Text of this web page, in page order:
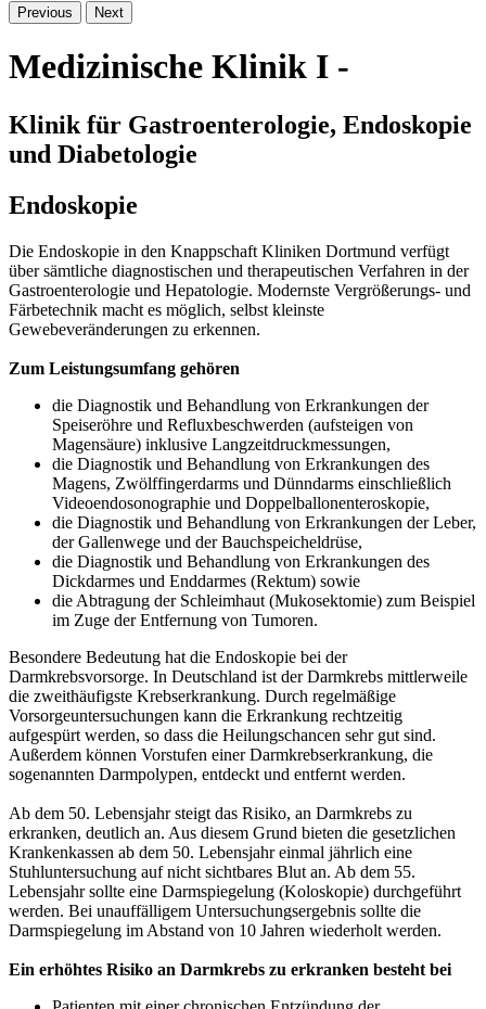
Previous Next
Medizinische Klinik I -
Klinik für Gastroenterologie, Endoskopie
und Diabetologie
Endoskopie
Die Endoskopie in den Knappschaft Kliniken Dortmund verfügt
über sämtliche diagnostischen und therapeutischen Verfahren in der
Gastroenterologie und Hepatologie. Modernste Vergrößerungs- und
Färbetechnik macht es möglich, selbst kleinste
Gewebeveränderungen zu erkennen.
Zum Leistungsumfang gehören
die Diagnostik und Behandlung von Erkrankungen der
Speiseröhre und Refluxbeschwerden (aufsteigen von
Magensäure) inklusive Langzeitdruckmessungen,
die Diagnostik und Behandlung von Erkrankungen des
Magens, Zwölffingerdarms und Dünndarms einschließlich
Videoendosonographie und Doppelballonenteroskopie,
die Diagnostik und Behandlung von Erkrankungen der Leber,
der Gallenwege und der Bauchspeicheldrüse,
die Diagnostik und Behandlung von Erkrankungen des
Dickdarmes und Enddarmes (Rektum) sowie
die Abtragung der Schleimhaut (Mukosektomie) zum Beispiel
im Zuge der Entfernung von Tumoren.
Besondere Bedeutung hat die Endoskopie bei der
Darmkrebsvorsorge. In Deutschland ist der Darmkrebs mittlerweile
die zweithäufigste Krebserkrankung. Durch regelmäßige
Vorsorgeuntersuchungen kann die Erkrankung rechtzeitig
aufgespürt werden, so dass die Heilungschancen sehr gut sind.
Außerdem können Vorstufen einer Darmkrebserkrankung, die
sogenannten Darmpolypen, entdeckt und entfernt werden.
Ab dem 50. Lebensjahr steigt das Risiko, an Darmkrebs zu
erkranken, deutlich an. Aus diesem Grund bieten die gesetzlichen
Krankenkassen ab dem 50. Lebensjahr einmal jährlich eine
Stuhluntersuchung auf nicht sichtbares Blut an. Ab dem 55.
Lebensjahr sollte eine Darmspiegelung (Koloskopie) durchgeführt
werden. Bei unauffälligem Untersuchungsergebnis sollte die
Darmspiegelung im Abstand von 10 Jahren wiederholt werden.
Ein erhöhtes Risiko an Darmkrebs zu erkranken besteht bei